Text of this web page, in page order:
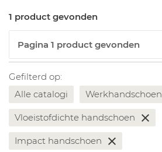
1 product gevonden
Gefilterd op:
Alle catalogi
Werkhandschoen
Vloeistofdichte handschoen
Impact handschoen